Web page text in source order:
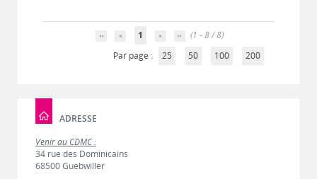
1
(1 - 8 / 8)
Par page :
25 50 100 200
ADRESSE
Venir au CDMC :
34 rue des Dominicains
68500 Guebwiller